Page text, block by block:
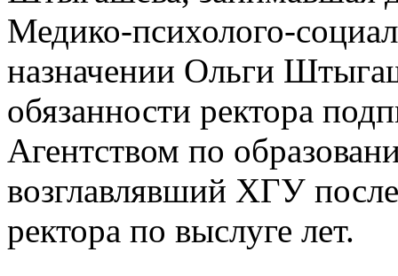
Медико-психолого-
назначении Ольги
обязанности ректора
Агентством по
возглавлявший ХГУ
ректора по выслуге лет.